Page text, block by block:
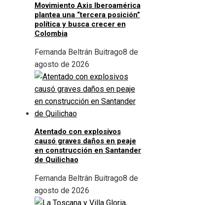
Movimiento Axis Iberoamérica
plantea una “tercera posición”
política y busca crecer en
Colombia
Fernanda Beltrán Buitrago8 de
agosto de 2026
Atentado con explosivos
causó graves daños en peaje
en construcción en Santander
de Quilichao
Fernanda Beltrán Buitrago8 de
agosto de 2026